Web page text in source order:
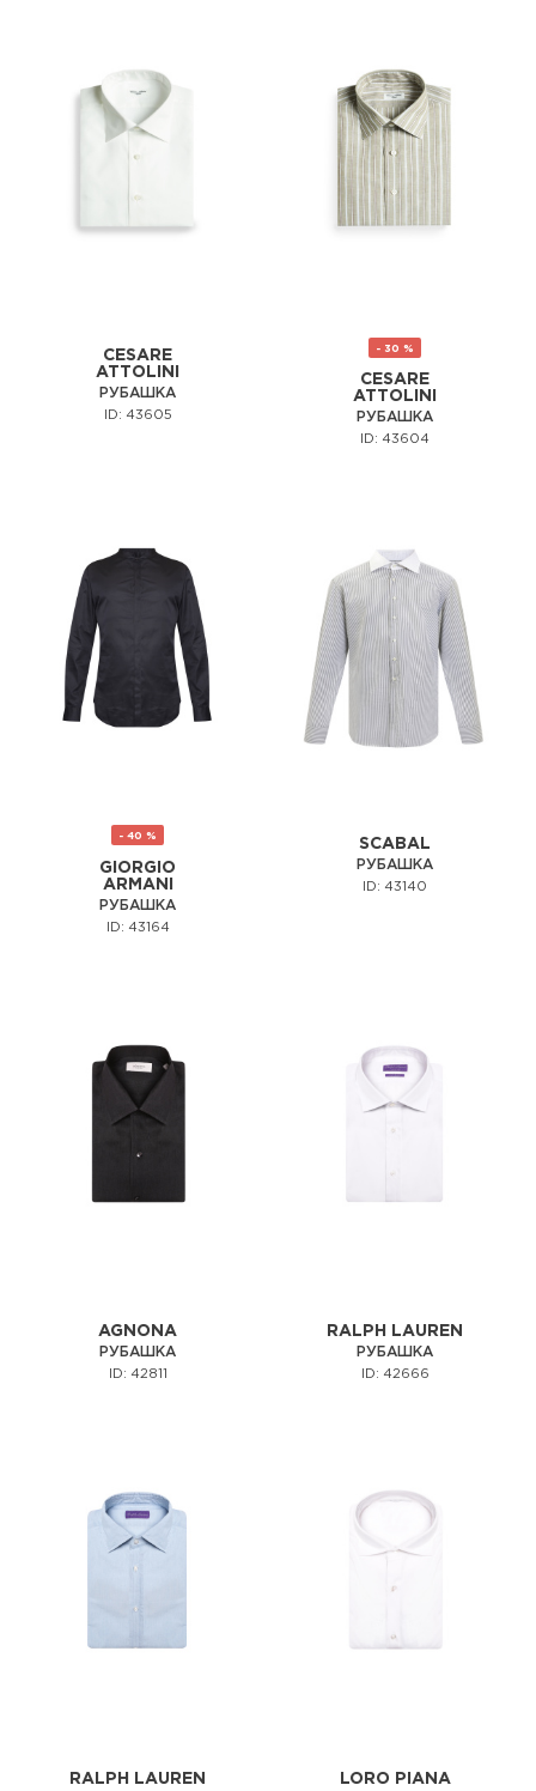
CESARE
ATTOLINI
РУБАШКА
ID: 43605
- 30 %
CESARE
ATTOLINI
РУБАШКА
ID: 43604
- 40 %
GIORGIO
ARMANI
РУБАШКА
ID: 43164
SCABAL
РУБАШКА
ID: 43140
AGNONA
РУБАШКА
ID: 42811
RALPH LAUREN
РУБАШКА
ID: 42666
RALPH LAUREN LORO PIANA